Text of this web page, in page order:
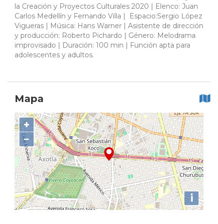
la Creación y Proyectos Culturales 2020 | Elenco: Juan
Carlos Medellín y Fernando Villa | Espacio:Sergio López
Vigueras | Música: Hans Warner | Asistente de dirección
y producción: Roberto Pichardo | Género: Melodrama
improvisado | Duración: 100 min | Función apta para
adolescentes y adultos.
Mapa
+
−
i